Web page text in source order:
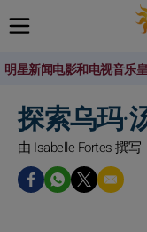
明星新闻电影和电视音乐
探索乌玛·
由 Isabelle Fortes 撰写